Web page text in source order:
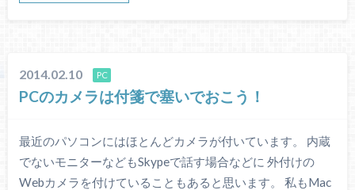
2014.02.10 PC
PCのカメラは付箋で塞いでおこう！
最近のパソコンにはほとんどカメラが付いています。 内蔵
でないモニターなどもSkypeで話す場合などに 外付けの
Webカメラを付けていることもあると思います。 私もMac